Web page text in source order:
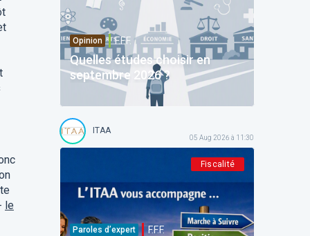
le
Opinion F.F.F.
Quelles études choisir en
septembre 2026 ?
ITAA
05 Aug 2026 à 11:30
Fiscalité
Paroles d’expert F.F.F.